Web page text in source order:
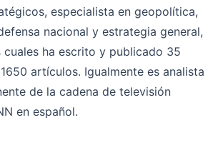
especialista en geopolítica,
nacional y estrategia general,
cuales ha escrito y publicado 35
artículos. Igualmente es analista
de la cadena de televisión
en español.